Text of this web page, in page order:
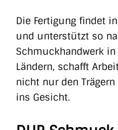
Die Fertigung findet
und unterstützt so
Schmuckhandwerk
Ländern, schafft
nicht nur den
ins Gesicht.